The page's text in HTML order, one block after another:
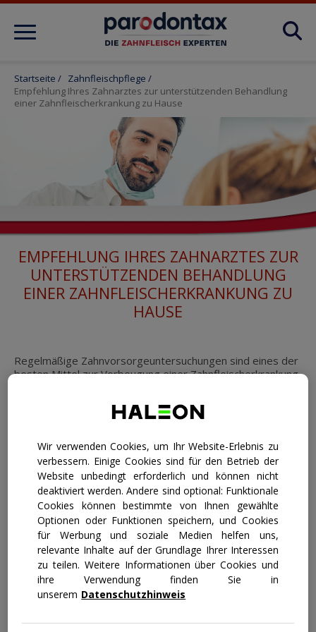
Zahnfleischpflege
Zahnfleischerkrankung
Tipps & Infos
Active Repair
EMPFEHLUNG IHRES ZAHNARZTES ZUR
UNTERSTÜTZENDEN BEHANDLUNG
EINER ZAHNFLEISCHERKRANKUNG ZU
HAUSE
Startseite / Zahnfleischpflege /
Empfehlung Ihres Zahnarztes zur unterstützenden Behandlung
einer Zahnfleischerkrankung zu Hause
Regelmäßige Zahnvorsorgeuntersuchungen sind eines der
besten Mittel zur Vorbeugung einer Zahnfleischerkrankung.
Zahnfleisch zwischen den Zahnarztbesuchen gesund zu
Möglicherweise fallen Ihnen gewisse Anzeichen einer
Zahnfleischerkrankung wie geschwollenes, gerötetes
Zahnfleisch oderZahnfleischblutenauf, aber Ihnen wird
erst klar, dass Sie Zahnfleischprobleme haben, wenn Sie
beim Zahnarzt sind. Da eineGingivitis, das erste Stadium
einer Zahnfleischerkrankung, nicht unbedingt schmerzhaft
ist, bleibt sie häufig unerkannt. Auch beiRauchernwird sie
unter Umständen übersehen, da erste Anzeichen durch
das Rauchen verdeckt werden können.
Aus diesem Grund ist es so wichtig, regelmäßig zur
Kontrolle zum Zahnarzt zu gehen, da die Symptome für
eine Zahnfleischerkrankung bei einer professionellen
Wir verwenden Cookies, um Ihr Website-Erlebnis zu
verbessern. Einige Cookies sind für den Betrieb der
Website unbedingt erforderlich und können nicht
deaktiviert werden. Andere sind optional: Funktionale
Cookies können bestimmte von Ihnen gewählte
Optionen oder Funktionen speichern, und Cookies
für Werbung und soziale Medien helfen uns,
relevante Inhalte auf der Grundlage Ihrer Interessen
zu teilen. Weitere Informationen über Cookies und
ihre Verwendung finden Sie in
unserem Datenschutzhinweis